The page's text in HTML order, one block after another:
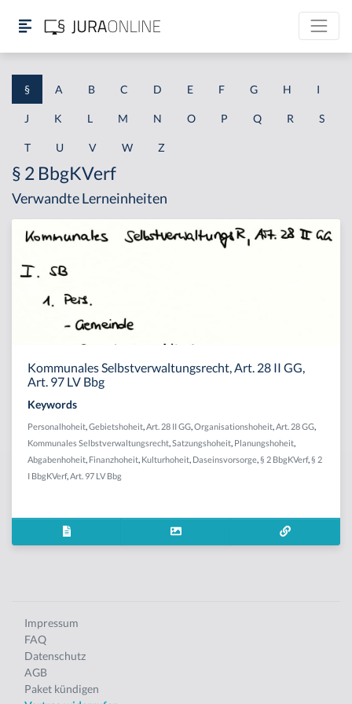
§ A B C D E F G H I
J K L M N O P Q R S
T U V W Z
§ 2 BbgKVerf
Verwandte Lerneinheiten
Kommunales Selbstverwaltungsrecht, Art. 28 II GG,
Art. 97 LV Bbg
Keywords
Personalhoheit Gebietshoheit Art. 28 II GG Organisationshoheit Art. 28 GG
Kommunales Selbstverwaltungsrecht Satzungshoheit Planungshoheit
Abgabenhoheit Finanzhoheit Kulturhoheit Daseinsvorsorge § 2 BbgKVerf, § 2
I BbgKVerf, Art. 97 LV Bbg
Impressum
FAQ
Datenschutz
AGB
Paket kündigen